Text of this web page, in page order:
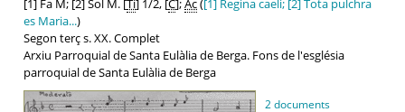
[1] Fa M; [2] Sol M. [Ti] 1/2, [C];Ac([1] Regina caeli; [2] Tota pulchra
es Maria...)
Segon terç s. XX. Complet
Arxiu Parroquial de Santa Eulàlia de Berga. Fons de l'església
parroquial de Santa Eulàlia de Berga
2 documents